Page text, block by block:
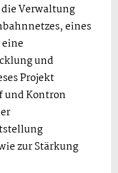
Verwaltung
eines
und
Projekt
und Kontron
zur Stärkung